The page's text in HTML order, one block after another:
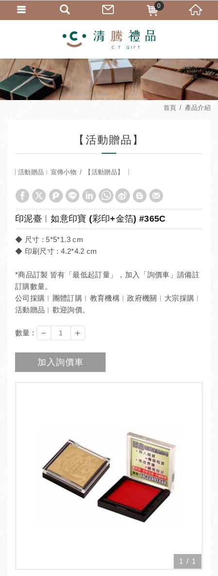
首頁 產品介紹
【活動贈品】
活動贈品︱宣傳小物 【活動贈品】
印泥臺︱如意印寶 (彩印+金箔) #365C
◆ 尺寸 : 5*5*1.3 cm
◆ 印刷尺寸 : 4.2*4.2 cm
*商品訂製 皆有「最低起訂量」，加入「詢價車」請備註
訂購數量。
公司採購︱團體訂購︱教育機構︱政府機關︱大宗採購︱
活動贈品︱歡迎詢價。
數量 : － ＋
加入詢價車
1 / 1
0